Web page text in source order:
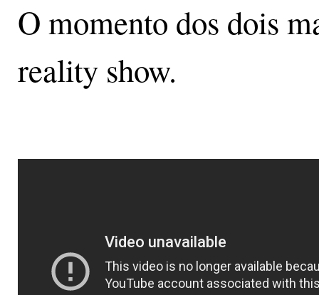
O momento dos dois
reality show.